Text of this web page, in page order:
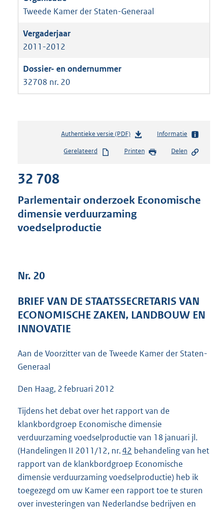
Tweede Kamer der Staten-Generaal
2011-2012
32708 nr. 20
Authentieke versie (PDF)b
s
d
s
g
4
K
Informatie
Gerelateerd Printen Delen
32 708
Parlementair onderzoek Economische
dimensie verduurzaming
voedselproductie
Nr. 20
BRIEF VAN DE STAATSSECRETARIS VAN
ECONOMISCHE ZAKEN, LANDBOUW EN
INNOVATIE
Aan de Voorzitter van de Tweede Kamer der Staten-
Generaal
Den Haag, 2 februari 2012
Tijdens het debat over het rapport van de
klankbordgroep Economische dimensie
verduurzaming voedselproductie van 18 januari jl.
(Handelingen II 2011/12, nr.42 behandeling van het
rapport van de klankbordgroep Economische
dimensie verduurzaming voedselproductie) heb ik
toegezegd om uw Kamer een rapport toe te sturen
over investeringen van Nederlandse bedrijven en